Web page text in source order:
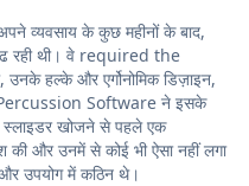
व्यवसाय के कुछ महीनों के बाद,
रही थी। वे required the
हल्के और एर्गोनोमिक डिज़ाइन,
Software ने इसके
स्लाइडर खोजने से पहले एक
और उनमें से कोई भी ऐसा नहीं लगा
उपयोग में कठिन थे।